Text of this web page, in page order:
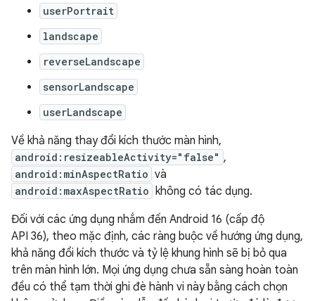
userPortrait
landscape
reverseLandscape
sensorLandscape
userLandscape
Về khả năng thay đổi kích thước màn hình,
android:resizeableActivity="false" ,
android:minAspectRatio và
android:maxAspectRatio
không có tác dụng.
Đối với các ứng dụng nhắm đến Android 16 (cấp độ
API 36), theo mặc định, các ràng buộc về hướng ứng dụng,
khả năng đổi kích thước và tỷ lệ khung hình sẽ bị bỏ qua
trên màn hình lớn. Mọi ứng dụng chưa sẵn sàng hoàn toàn
đều có thể tạm thời ghi đè hành vi này bằng cách chọn